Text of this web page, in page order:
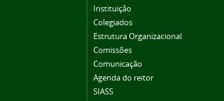
Instituição
Colegiados
Estrutura Organizacional
Comissões
Comunicação
Agenda do reitor
SIASS